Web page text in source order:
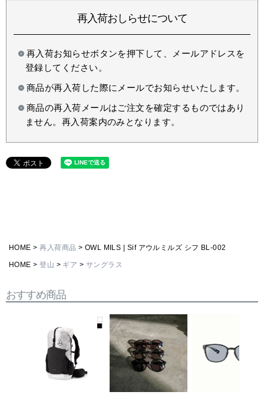
再入荷おしらせについて
再入荷お知らせボタンを押下して、メールアドレスを
登録してください。
商品が再入荷した際にメールでお知らせいたします。
商品の再入荷メールはご注文を確定するものではあり
ません。再入荷案内のみとなります。
HOME 再入荷商品 OWL MILS | Sif アウルミルズ シフ BL-002
HOME 登山 ギア サングラス
おすすめ商品